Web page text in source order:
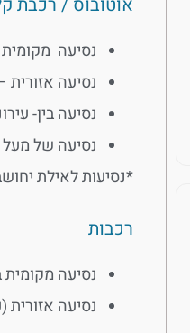
נסיעה מקומית
נסיעה אזורית – 12
נסיעה בין- עירונית
נסיעה של מעל 120 ק"מ – 27 ₪
*נסיעות לאילת
רכבות
נסיעה מקומית
נסיעה אזורית (עד 40 ק"מ) – 18